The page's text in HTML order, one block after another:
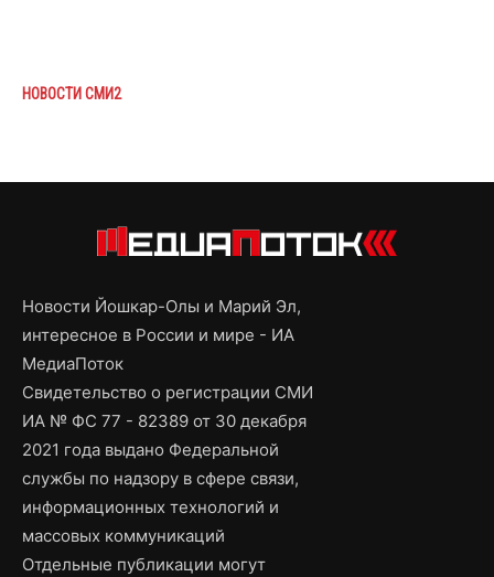
НОВОСТИ СМИ2
Новости Йошкар-Олы и Марий Эл,
интересное в России и мире - ИА
МедиаПоток
Свидетельство о регистрации СМИ
ИА № ФС 77 - 82389 от 30 декабря
2021 года выдано Федеральной
службы по надзору в сфере связи,
информационных технологий и
массовых коммуникаций
Отдельные публикации могут